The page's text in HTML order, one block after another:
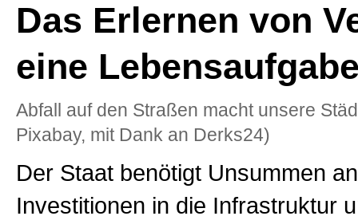
Das Erlernen von
eine
Abfall auf den Straßen macht unsere
Pixabay, mit Dank an Derks24)
Der Staat benötigt Unsummen
Investitionen in die Infrastruktur